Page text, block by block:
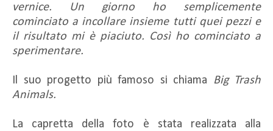
vernice. Un giorno ho semplicemente
cominciato a incollare insieme tutti quei pezzi e
il risultato mi è piaciuto. Così ho cominciato a
sperimentare.
Il suo progetto più famoso si chiama
Big Trash
Animals.
La capretta della foto è stata realizzata alla